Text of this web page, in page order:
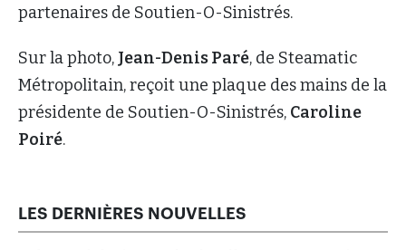
partenaires de Soutien-O-Sinistrés.
Sur la photo, Jean-Denis Paré, de Steamatic
Métropolitain, reçoit une plaque des mains de la
présidente de Soutien-O-Sinistrés, Caroline
Poiré.
LES DERNIÈRES NOUVELLES